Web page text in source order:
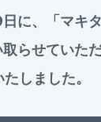
に、「マキ
らせていた
しました。